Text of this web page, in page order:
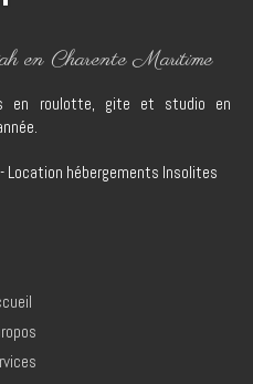
en Charente Maritime
en roulotte, gite et studio en
Location hébergements Insolites